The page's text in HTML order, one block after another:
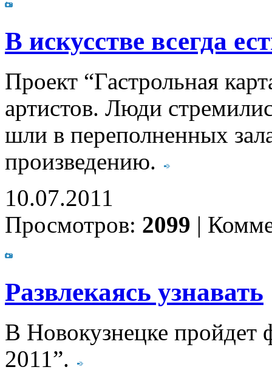
В искусстве всегда
Проект “Гастрольная
артистов. Люди
шли в переполненных
произведению.
10.07.2011
Просмотров: 2099 |
Развлекаясь узнавать
В Новокузнецке пройдет
2011”.